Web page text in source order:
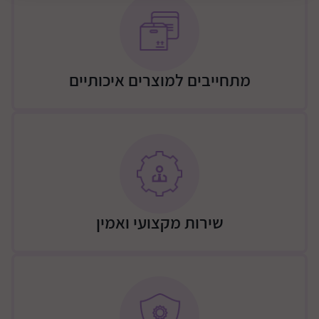
מנגנון מעקה המיטה בטיחותי ונח לתפעול, ניתן להוריד
המיטה עומדת בדרישת התקן החדש של מכון התקנים.
ומונע משיני התינוק לכרסם אותו. הוא עשוי חומר עמיד
מתאים במיוחד לשלב האוראלי בהתפתחות התינוק.
ניתן להתקין מגירה מובנת.
מלא איכותי וחזק – כולל פנים מגירות, עם גימור אולטרא
גלוס. המגירות מחולקות באופן בו הם מייצרים סדר וארגון
מתחייבים למוצרים איכותיים
שירות מקצועי ואמין